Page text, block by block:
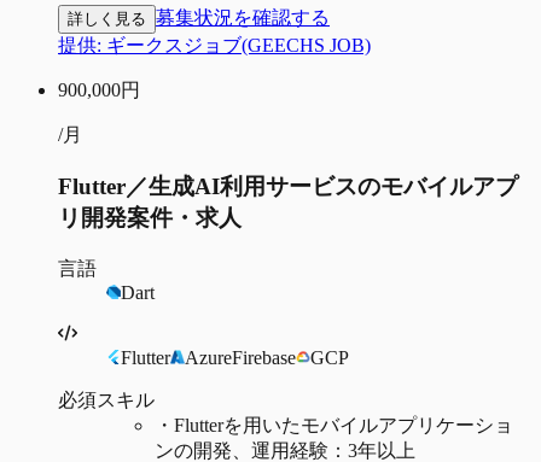
詳しく見る 募集状況を確認する
提供: ギークスジョブ(GEECHS JOB)
900,000円
/月
Flutter／生成AI利用サービスのモバイルアプ
リ開発案件・求人
言語
Dart
Flutter AzureFirebase GCP
必須スキル
・ Flutterを用いたモバイルアプリケーショ
ンの開発、運用経験：3年以上